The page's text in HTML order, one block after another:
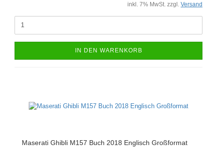
inkl. 7% MwSt. zzgl. Versand
IN DEN WARENKORB
Maserati Ghibli M157 Buch 2018 Englisch Großformat